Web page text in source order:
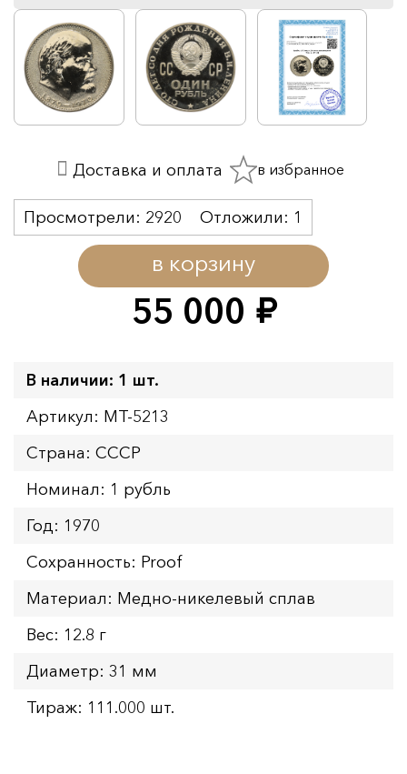
55 000 руб.
в корзину
Просмотрели: 2920 Отложили: 1
Доставка и оплата в избранное
В наличии: 1 шт.
Артикул: MT-5213
Страна: СССР
Номинал: 1 рубль
Год: 1970
Сохранность: Proof
Материал: Медно-никелевый сплав
Вес: 12.8 г
Диаметр: 31 мм
Тираж: 111.000 шт.